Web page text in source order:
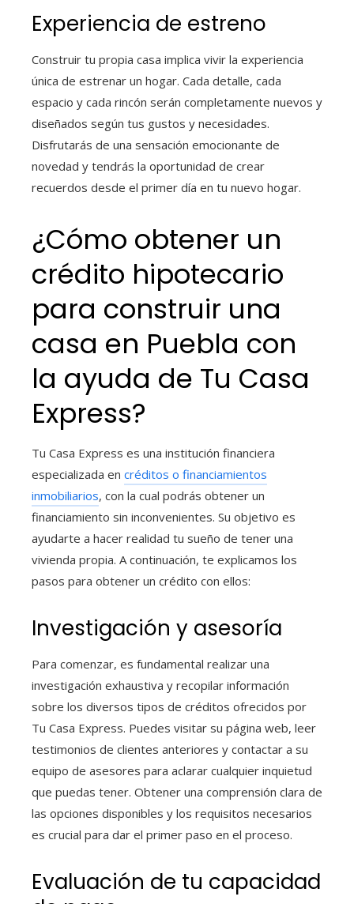
Experiencia de estreno
Construir tu propia casa implica vivir la experiencia
única de estrenar un hogar. Cada detalle, cada
espacio y cada rincón serán completamente nuevos y
diseñados según tus gustos y necesidades.
Disfrutarás de una sensación emocionante de
novedad y tendrás la oportunidad de crear
recuerdos desde el primer día en tu nuevo hogar.
¿Cómo obtener un
crédito hipotecario
para construir una
casa en Puebla con
la ayuda de Tu Casa
Express?
Tu Casa Express es una institución financiera
especializada en créditos o financiamientos
inmobiliarios, con la cual podrás obtener un
financiamiento sin inconvenientes. Su objetivo es
ayudarte a hacer realidad tu sueño de tener una
vivienda propia. A continuación, te explicamos los
pasos para obtener un crédito con ellos:
Investigación y asesoría
Para comenzar, es fundamental realizar una
investigación exhaustiva y recopilar información
sobre los diversos tipos de créditos ofrecidos por
Tu Casa Express. Puedes visitar su página web, leer
testimonios de clientes anteriores y contactar a su
equipo de asesores para aclarar cualquier inquietud
que puedas tener. Obtener una comprensión clara de
las opciones disponibles y los requisitos necesarios
es crucial para dar el primer paso en el proceso.
Evaluación de tu capacidad